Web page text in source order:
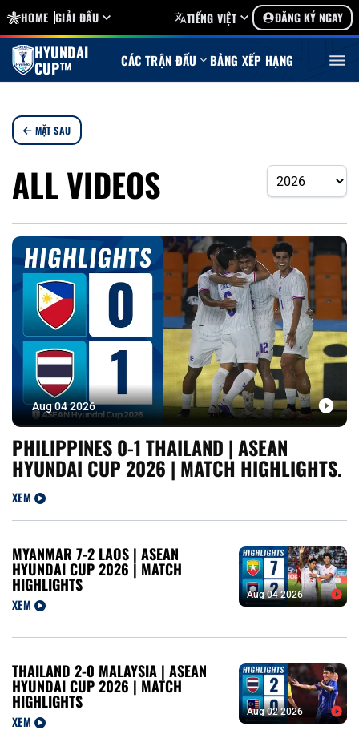
HOME GIẢI ĐẤU TIẾNG VIỆT ĐĂNG KÝ NGAY
HYUNDAI
CUP™ CÁC TRẬN ĐẤU BẢNG XẾP HẠNG
MẶT SAU
ALL VIDEOS
Aug 04 2026
PHILIPPINES 0-1 THAILAND | ASEAN
HYUNDAI CUP 2026 | MATCH HIGHLIGHTS.
XEM
MYANMAR 7-2 LAOS | ASEAN
HYUNDAI CUP 2026 | MATCH
HIGHLIGHTS
XEM
Aug 04 2026
THAILAND 2-0 MALAYSIA | ASEAN
HYUNDAI CUP 2026 | MATCH
HIGHLIGHTS
XEM
Aug 02 2026